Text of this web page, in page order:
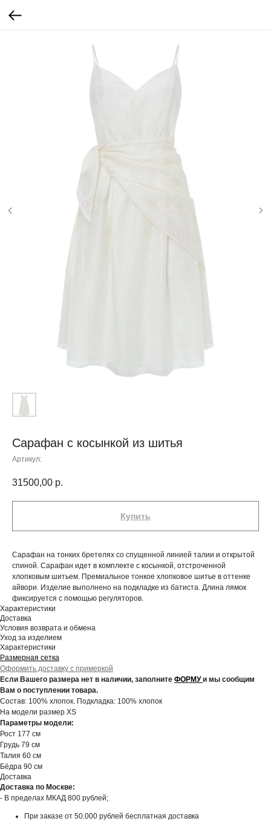
Сарафан с косынкой из шитья
Артикул:
31500,00 р.
Купить
Сарафан на тонких бретелях со спущенной линией талии и открытой
спиной. Сарафан идет в комплекте с косынкой, отстроченной
хлопковым шитьем. Премиальное тонкое хлопковое шитье в оттенке
айвори. Изделие выполнено на подкладке из батиста. Длина лямок
фиксируется с помощью регуляторов.
Характеристики
Доставка
Условия возврата и обмена
Уход за изделием
Характеристики
Размерная сетка
Оформить доставку с примеркой
Если Вашего размера нет в наличии, заполните ФОРМУи мы сообщим
Вам о поступлении товара.
Состав: 100% хлопок. Подкладка: 100% хлопок
На модели размер XS
Параметры модели:
Рост 177 см
Грудь 79 см
Талия 60 см
Бёдра 90 см
Доставка
Доставка по Москве:
⁃ В пределах МКАД 800 рублей;
При заказе от 50.000 рублей бесплатная доставка